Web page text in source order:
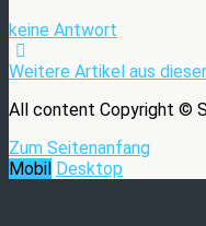
keine Antwort
Weitere Artikel aus
All content Copyright ©
Zum Seitenanfang
Mobil Desktop